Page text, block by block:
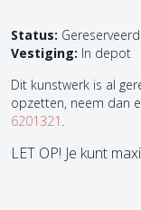
Status: Gereserveerd
Vestiging: In depot
Dit kunstwerk is al
opzetten, neem dan
6201321 .
LET OP! Je kunt